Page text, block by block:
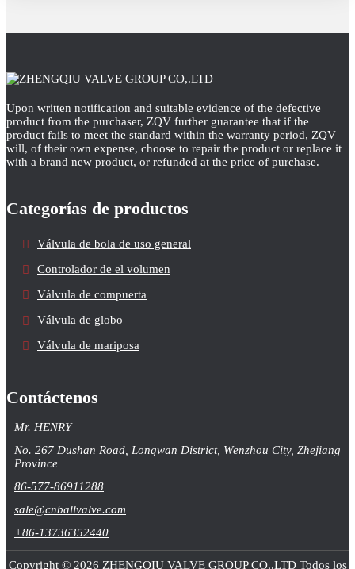
Upon written notification and suitable evidence of the defective
product from the purchaser, ZQV further guarantee that if the
product fails to meet the standard within the warranty period, ZQV
will, of their own expense, choose to repair the product or replace it
with a brand new product, or refunded at the price of purchase.
Categorías de productos
Válvula de bola de uso general
Controlador de el volumen
Válvula de compuerta
Válvula de globo
Válvula de mariposa
Contáctenos
Mr. HENRY
No. 267 Dushan Road, Longwan District, Wenzhou City, Zhejiang
Province
86-577-86911288
sale@cnballvalve.com
+86-13736352440
Copyright © 2026 ZHENGQIU VALVE GROUP CO,.LTD Todos los